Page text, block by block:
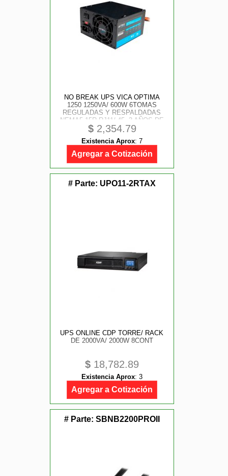
NO BREAK UPS VICA OPTIMA
1250 1250VA/ 600W 6TOMAS
REGULADAS Y RESPALDADAS
NEMA5-15R RJ11/ 45, 3 AÑOS DE
GARANTIA
$2,354.79
Existencia Aprox: 7
Agregar a Cotización
# Parte: UPO11-2RTAX
UPS ONLINE CDP TORRE/ RACK
DE 2000VA/ 2000W 8CONT
$ 18,782.89
Existencia Aprox: 3
Agregar a Cotización
# Parte: SBNB2200PROII